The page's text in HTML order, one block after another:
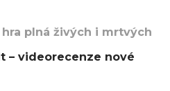
plná živých i mrtvých
– videorecenze nové